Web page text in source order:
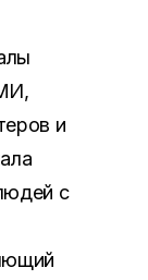
,
и
с